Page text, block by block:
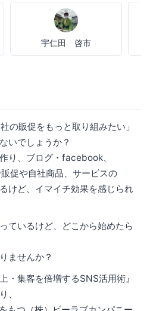
宇仁田 啓市
の販促をもっと取り組みたい」
いでしょうか？
り、ブログ・facebook、
促や自社商品、サービスの
けど、イマイチ効果を感じられ
ているけど、どこから始めたら
ませんか？
・集客を倍増するSNS活用術』
、